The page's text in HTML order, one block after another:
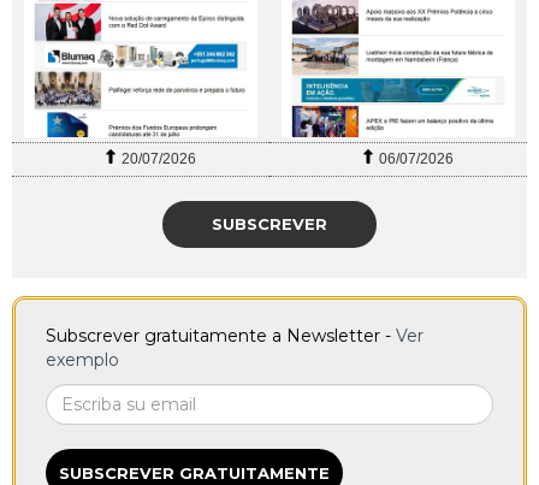
20/07/2026 06/07/2026
SUBSCREVER
Subscrever gratuitamente a Newsletter - Ver
exemplo
SUBSCREVER GRATUITAMENTE